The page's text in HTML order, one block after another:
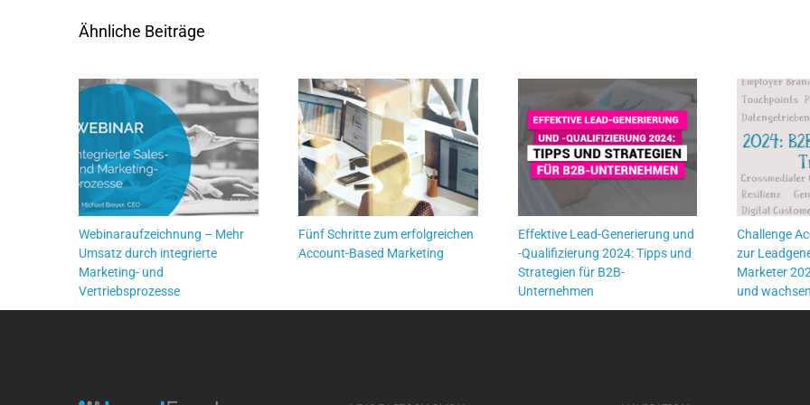
Ähnliche Beiträge
Webinaraufzeichnung – Mehr
Umsatz durch integrierte
Marketing- und
Vertriebsprozesse
Fünf Schritte zum erfolgreichen
Account-Based Marketing
Effektive Lead-Generierung und
-Qualifizierung 2024: Tipps und
Strategien für B2B-
Unternehmen
Challenge
zur
Marketer
und